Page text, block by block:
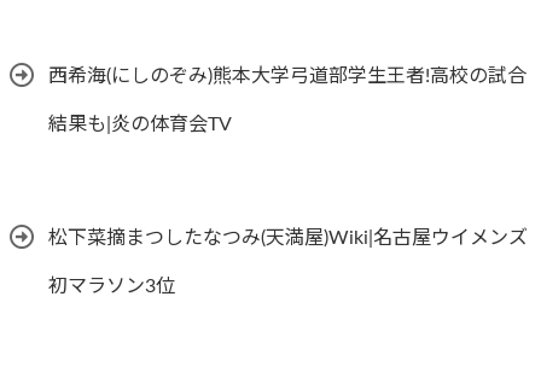
西希海(にしのぞみ)熊本大学弓道部学生王者!高校の試合
結果も|炎の体育会TV
松下菜摘まつしたなつみ(天満屋)Wiki|名古屋ウイメンズ
初マラソン3位